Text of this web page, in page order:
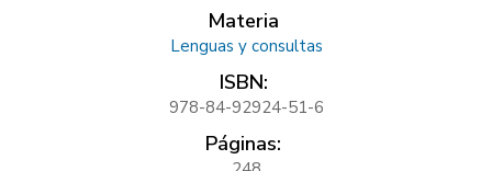
Materia
Lenguas y consultas
ISBN:
978-84-92924-51-6
Páginas: